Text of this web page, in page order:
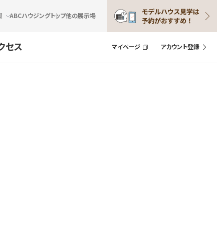
ABCハウジングトップ他の展示場
セス マイページ アカウント登録